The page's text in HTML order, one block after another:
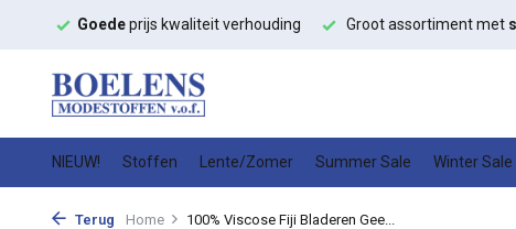
Goedeprijs kwaliteit verhouding Groot assortiment met
NIEUW! Stoffen Lente/Zomer Summer Sale Winter Sale
Terug Home 100% Viscose Fiji Bladeren Gee...